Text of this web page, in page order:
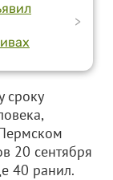
>
сроку
20 сентября
40 ранил.